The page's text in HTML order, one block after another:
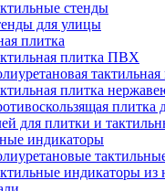
стенды
для улицы
плитка
плитка ПВХ
тактильная
плитка
плитка
для плитки и
индикаторы
индикаторы